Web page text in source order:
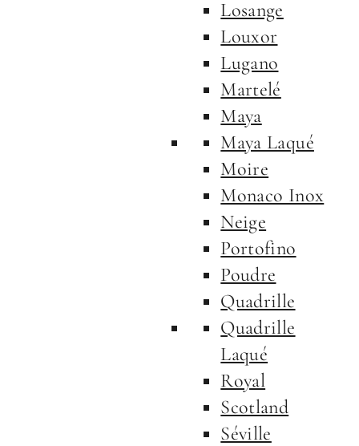
Losange
Louxor
Lugano
Martelé
Maya
Maya Laqué
Moire
Monaco Inox
Neige
Portofino
Poudre
Quadrille
Quadrille
Laqué
Royal
Scotland
Séville